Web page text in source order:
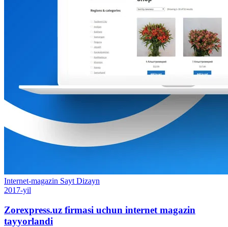
Internet-magazin Sayt Dizayn
2017-yil
Zorexpress.uz firmasi uchun internet magazin
tayyorlandi